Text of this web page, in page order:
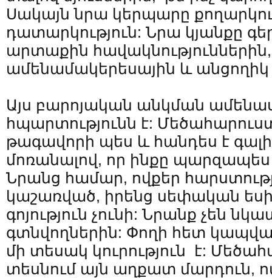
Սակայն նրա կերպարը
դատարկություն: Նրա կյանքը
արտաքին հավակնություններին,
ամենամակերեսային և անցողիկ
Այս բարոյական անկման
հպարտությունն է:
թագավորի պես և հանդես է
մոռանալով, որ ինքը
Նրանց համար, ովքեր
կաշառված, իրենց սեփական
գոյություն չունի: Նրանք չեն
գտնվողներին: Փողի հետ
մի տեսակ կուրություն է:
տեսնում այն աղքատ մարդուն,